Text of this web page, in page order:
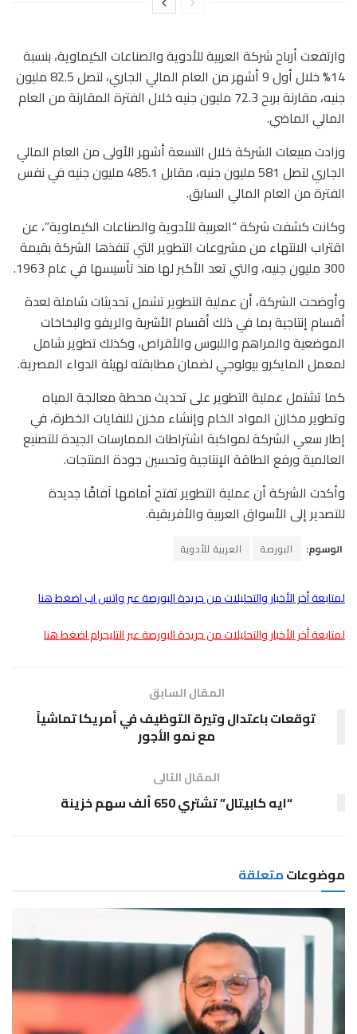
وارتفعت أرباح شركة العربية للأدوية والصناعات الكيماوية، بنسبة
14% خلال أول 9 أشهر من العام المالي الجاري، لتصل 82.5 مليون
جنيه، مقارنة بربح 72.3 مليون جنيه خلال الفترة المقارنة من العام
المالي الماضي.
وزادت مبيعات الشركة خلال التسعة أشهر الأولى من العام المالي
الجاري لتصل 581 مليون جنيه، مقابل 485.1 مليون جنيه في نفس
الفترة من العام المالي السابق.
وكانت كشفت شركة “العربية للأدوية والصناعات الكيماوية”، عن
اقتراب الانتهاء من مشروعات التطوير التي تنفذها الشركة بقيمة
300 مليون جنيه، والتي تعد الأكبر لها منذ تأسيسها في عام 1963.
وأوضحت الشركة، أن عملية التطوير تشمل تحديثات شاملة لعدة
أقسام إنتاجية بما في ذلك أقسام الأشربة والريفو والبخاخات
الموضعية والمراهم واللبوس والأقراص، وكذلك تطوير شامل
لمعمل المايكرو بيولوجي لضمان مطابقته لهيئة الدواء المصرية.
كما تشتمل عملية التطوير على تحديث محطة معالجة المياه
وتطوير مخازن المواد الخام وإنشاء مخزن للنفايات الخطرة، في
إطار سعي الشركة لمواكبة اشتراطات الممارسات الجيدة للتصنيع
العالمية ورفع الطاقة الإنتاجية وتحسين جودة المنتجات.
وأكدت الشركة أن عملية التطوير تفتح أمامها آفاقًا جديدة
للتصدير إلى الأسواق العربية والأفريقية.
الوسوم: البورصة العربية للأدوية
لمتابعة أخر الأخبار والتحليلات من جريدة البورصة عبر واتس اب اضغط هنا
لمتابعة أخر الأخبار والتحليلات من جريدة البورصة عبر التليجرام اضغط هنا
المقال السابق
توقعات باعتدال وتيرة التوظيف في أمريكا تماشياً
مع نمو الأجور
المقال التالى
“ايه كابيتال” تشتري 650 ألف سهم خزينة
موضوعاتمتعلقة